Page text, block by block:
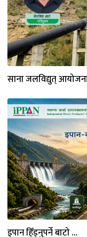
साना जलविद्युत्
इपान हिँड्नुपर्ने बाटो ...